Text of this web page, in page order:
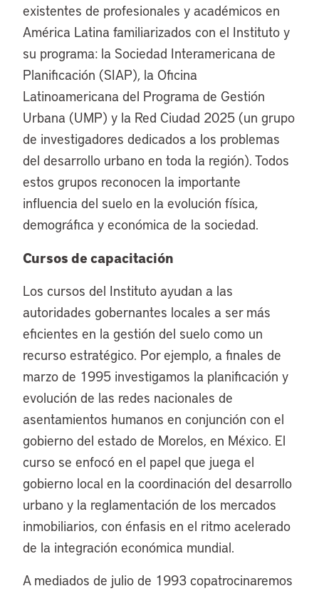
existentes de profesionales y académicos en
América Latina familiarizados con el Instituto y
su programa: la Sociedad Interamericana de
Planificación (SIAP), la Oficina
Latinoamericana del Programa de Gestión
Urbana (UMP) y la Red Ciudad 2025 (un grupo
de investigadores dedicados a los problemas
del desarrollo urbano en toda la región). Todos
estos grupos reconocen la importante
influencia del suelo en la evolución física,
demográfica y económica de la sociedad.
Cursos de capacitación
Los cursos del Instituto ayudan a las
autoridades gobernantes locales a ser más
eficientes en la gestión del suelo como un
recurso estratégico. Por ejemplo, a finales de
marzo de 1995 investigamos la planificación y
evolución de las redes nacionales de
asentamientos humanos en conjunción con el
gobierno del estado de Morelos, en México. El
curso se enfocó en el papel que juega el
gobierno local en la coordinación del desarrollo
urbano y la reglamentación de los mercados
inmobiliarios, con énfasis en el ritmo acelerado
de la integración económica mundial.
A mediados de julio de 1993 copatrocinaremos